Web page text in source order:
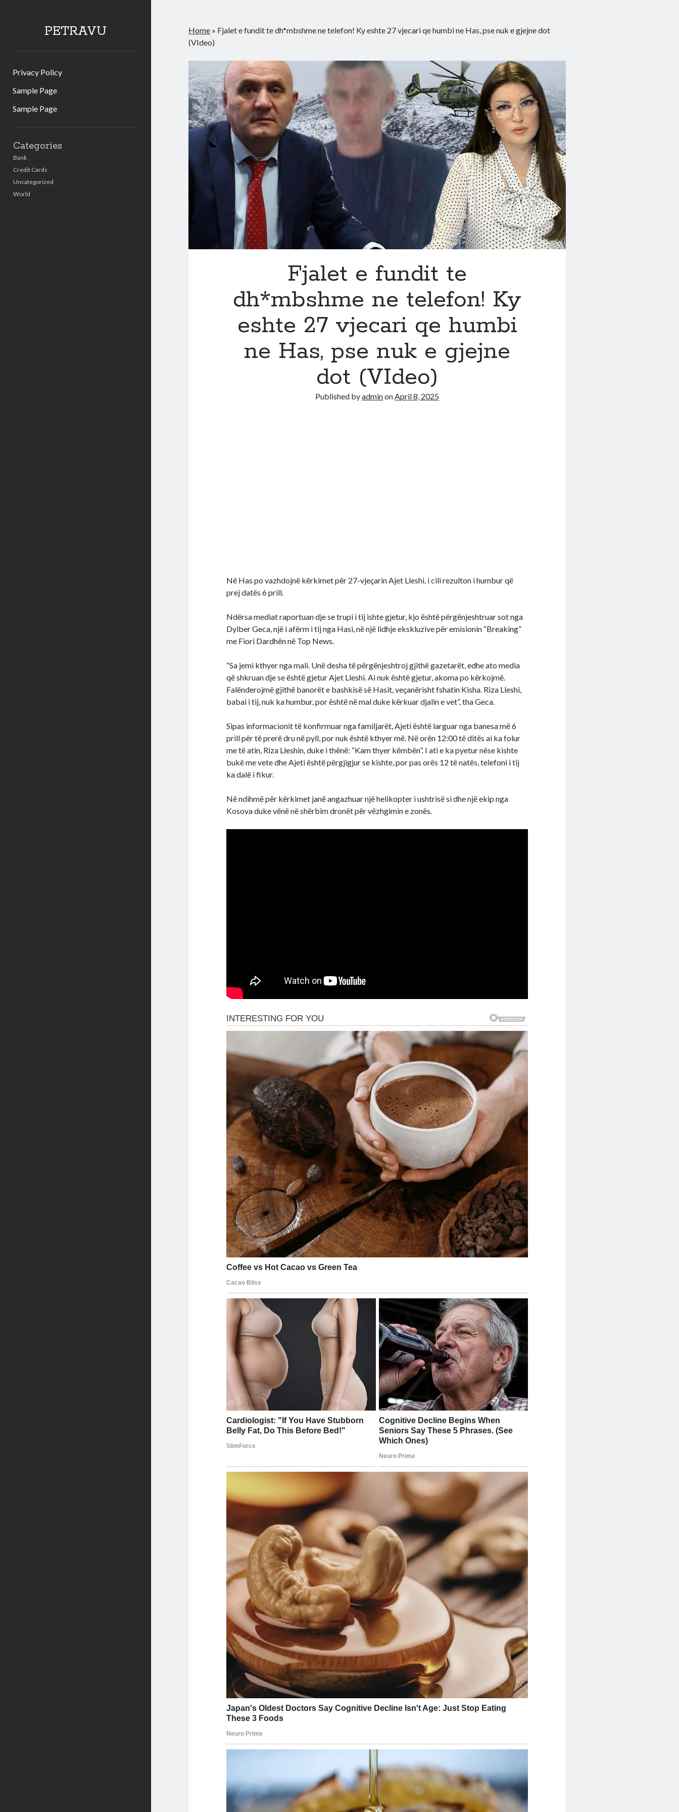
PETRAVU
Privacy Policy
Sample Page
Sample Page
Categories
Bank
Credit Cards
Uncategorized
World
Home » Fjalet e fundit te dh*mbshme ne telefon! Ky eshte 27 vjecari qe humbi ne Has, pse nuk e gjejne dot
(VIdeo)
Fjalet e fundit te
dh*mbshme ne telefon! Ky
eshte 27 vjecari qe humbi
ne Has, pse nuk e gjejne
dot (VIdeo)
Published byadminonApril 8, 2025
Në Has po vazhdojnë kërkimet për 27-vjeçarin Ajet Lleshi, i cili rezulton i humbur që
prej datës 6 prill.
Ndërsa mediat raportuan dje se trupi i tij ishte gjetur, kjo është përgënjeshtruar sot nga
Dylber Geca, një i afërm i tij nga Hasi, në një lidhje ekskluzive për emisionin “Breaking”
me Fiori Dardhën në Top News.
“Sa jemi kthyer nga mali. Unë desha të përgënjeshtroj gjithë gazetarët, edhe ato media
që shkruan dje se është gjetur Ajet Lleshi. Ai nuk është gjetur, akoma po kërkojmë.
Falënderojmë gjithë banorët e bashkisë së Hasit, veçanërisht fshatin Kisha. Riza Lleshi,
babai i tij, nuk ka humbur, por është në mal duke kërkuar djalin e vet”, tha Geca.
Sipas informacionit të konfirmuar nga familjarët, Ajeti është larguar nga banesa më 6
prill për të prerë dru në pyll, por nuk është kthyer më. Në orën 12:00 të ditës ai ka folur
me të atin, Riza Lleshin, duke i thënë: “Kam thyer këmbën”. I ati e ka pyetur nëse kishte
bukë me vete dhe Ajeti është përgjigjur se kishte, por pas orës 12 të natës, telefoni i tij
ka dalë i fikur.
Në ndihmë për kërkimet janë angazhuar një helikopter i ushtrisë si dhe një ekip nga
Kosova duke vënë në shërbim dronët për vëzhgimin e zonës.